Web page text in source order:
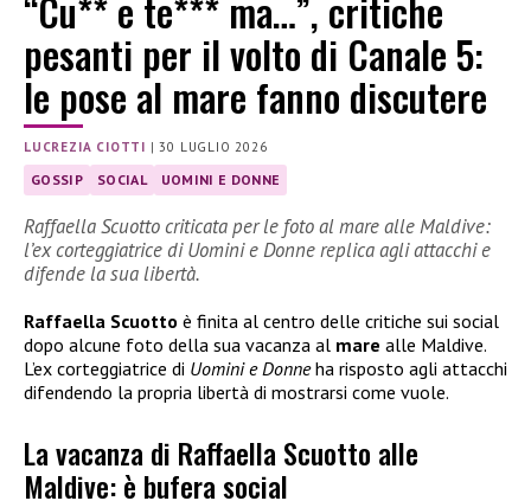
pesanti per il volto di Canale 5:
le pose al mare fanno discutere
LUCREZIA CIOTTI |30 LUGLIO 2026
GOSSIP SOCIAL UOMINI E DONNE
Raffaella Scuotto criticata per le foto al mare alle Maldive:
l’ex corteggiatrice di Uomini e Donne replica agli attacchi e
difende la sua libertà.
Raffaella Scuotto è finita al centro delle critiche sui social
dopo alcune foto della sua vacanza al mare alle Maldive.
L’ex corteggiatrice di Uomini e Donneha risposto agli attacchi
difendendo la propria libertà di mostrarsi come vuole.
La vacanza di Raffaella Scuotto alle
Maldive: è bufera social